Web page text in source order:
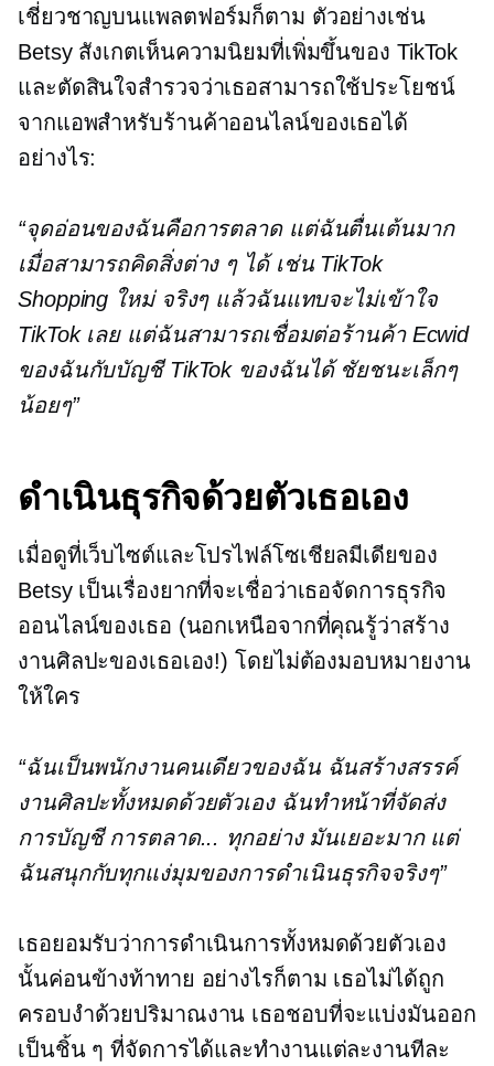
เชี่ยวชาญบนแพลตฟอร์มก็ตาม ตัวอย่างเช่น
Betsy สังเกตเห็นความนิยมที่เพิ่มขึ้นของ TikTok
และตัดสินใจสำรวจว่าเธอสามารถใช้ประโยชน์
จากแอพสำหรับร้านค้าออนไลน์ของเธอได้
อย่างไร:
“จุดอ่อนของฉันคือการตลาด แต่ฉันตื่นเต้นมาก
เมื่อสามารถคิดสิ่งต่าง ๆ ได้ เช่น TikTok
Shopping ใหม่ จริงๆ แล้วฉันแทบจะไม่เข้าใจ
TikTok เลย แต่ฉันสามารถเชื่อมต่อร้านค้า Ecwid
ของฉันกับบัญชี TikTok ของฉันได้ ชัยชนะเล็กๆ
น้อยๆ”
ดำเนินธุรกิจด้วยตัวเธอเอง
เมื่อดูที่เว็บไซต์และโปรไฟล์โซเชียลมีเดียของ
Betsy เป็นเรื่องยากที่จะเชื่อว่าเธอจัดการธุรกิจ
ออนไลน์ของเธอ (นอกเหนือจากที่คุณรู้ว่าสร้าง
งานศิลปะของเธอเอง!) โดยไม่ต้องมอบหมายงาน
ให้ใคร
“ฉันเป็นพนักงานคนเดียวของฉัน ฉันสร้างสรรค์
งานศิลปะทั้งหมดด้วยตัวเอง ฉันทำหน้าที่จัดส่ง
การบัญชี การตลาด... ทุกอย่าง มันเยอะมาก แต่
ฉันสนุกกับทุกแง่มุมของการดำเนินธุรกิจจริงๆ”
เธอยอมรับว่าการดำเนินการทั้งหมดด้วยตัวเอง
นั้นค่อนข้างท้าทาย อย่างไรก็ตาม เธอไม่ได้ถูก
ครอบงำด้วยปริมาณงาน เธอชอบที่จะแบ่งมันออก
เป็นชิ้น ๆ ที่จัดการได้และทำงานแต่ละงานทีละ